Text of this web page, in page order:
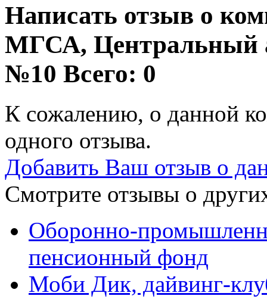
Написать отзыв о
МГСА, Центральный
№10 Всего: 0
К сожалению, о данной
одного отзыва.
Добавить Ваш отзыв о
Смотрите отзывы о
Оборонно-
пенсионный фонд
Моби Дик, дайвинг-